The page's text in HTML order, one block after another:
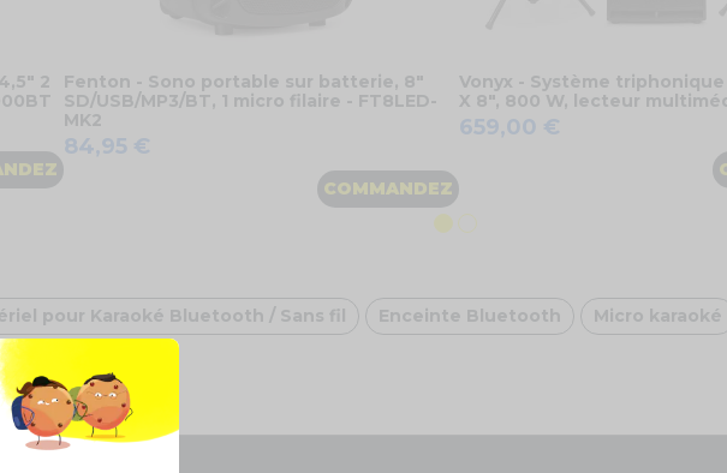
2
Fenton - Sono portable sur batterie, 8"
SD/USB/MP3/BT, 1 micro filaire - FT8LED-
MK2
84,95 €
COMMANDEZ
Vonyx - Système triphonique
X 8", 800 W, lecteur
659,00 €
pour Karaoké Bluetooth / Sans fil Enceinte Bluetooth
Micro karaoké